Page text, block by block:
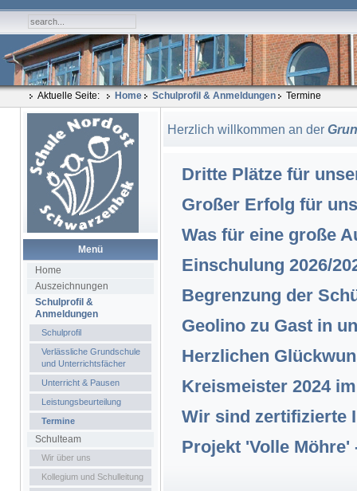
Aktuelle Seite: Home Schulprofil & Anmeldungen Termine
Menü
Home
Auszeichnungen
Schulprofil &
Anmeldungen
Schulprofil
Verlässliche Grundschule
und Unterrichtsfächer
Unterricht & Pausen
Leistungsbeurteilung
Termine
Schulteam
Wir über uns
Kollegium und Schulleitung
Herzlich willkommen an der
Dritte Plätze für
Großer Erfolg für
Was für eine große
Einschulung 2026/
Begrenzung der
Geolino zu Gast in
Herzlichen
Kreismeister 2024
Wir sind zertifizierte
Projekt 'Volle